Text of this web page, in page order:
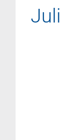
Juli